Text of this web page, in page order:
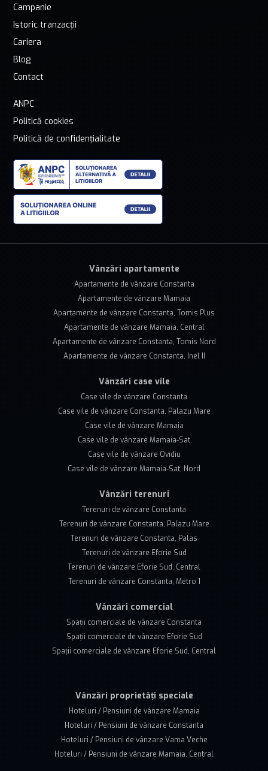
Campanie
Istoric tranzacții
Cariera
Blog
Contact
ANPC
Politică cookies
Politică de confidențialitate
Vânzări apartamente
Apartamente de vânzare Constanta
Apartamente de vânzare Mamaia
Apartamente de vânzare Constanta, Tomis Plus
Apartamente de vânzare Mamaia, Central
Apartamente de vânzare Constanta, Tomis Nord
Apartamente de vânzare Constanta, Inel II
Vânzări case vile
Case vile de vânzare Constanta
Case vile de vânzare Constanta, Palazu Mare
Case vile de vânzare Mamaia
Case vile de vânzare Mamaia-Sat
Case vile de vânzare Ovidiu
Case vile de vânzare Mamaia-Sat, Nord
Vânzări terenuri
Terenuri de vânzare Constanta
Terenuri de vânzare Constanta, Palazu Mare
Terenuri de vânzare Constanta, Palas
Terenuri de vânzare Eforie Sud
Terenuri de vânzare Eforie Sud, Central
Terenuri de vânzare Constanta, Metro 1
Vânzări comercial
Spații comerciale de vânzare Constanta
Spații comerciale de vânzare Eforie Sud
Spații comerciale de vânzare Eforie Sud, Central
Vânzări proprietăți speciale
Hoteluri / Pensiuni de vânzare Mamaia
Hoteluri / Pensiuni de vânzare Constanta
Hoteluri / Pensiuni de vânzare Vama Veche
Hoteluri / Pensiuni de vânzare Mamaia, Central